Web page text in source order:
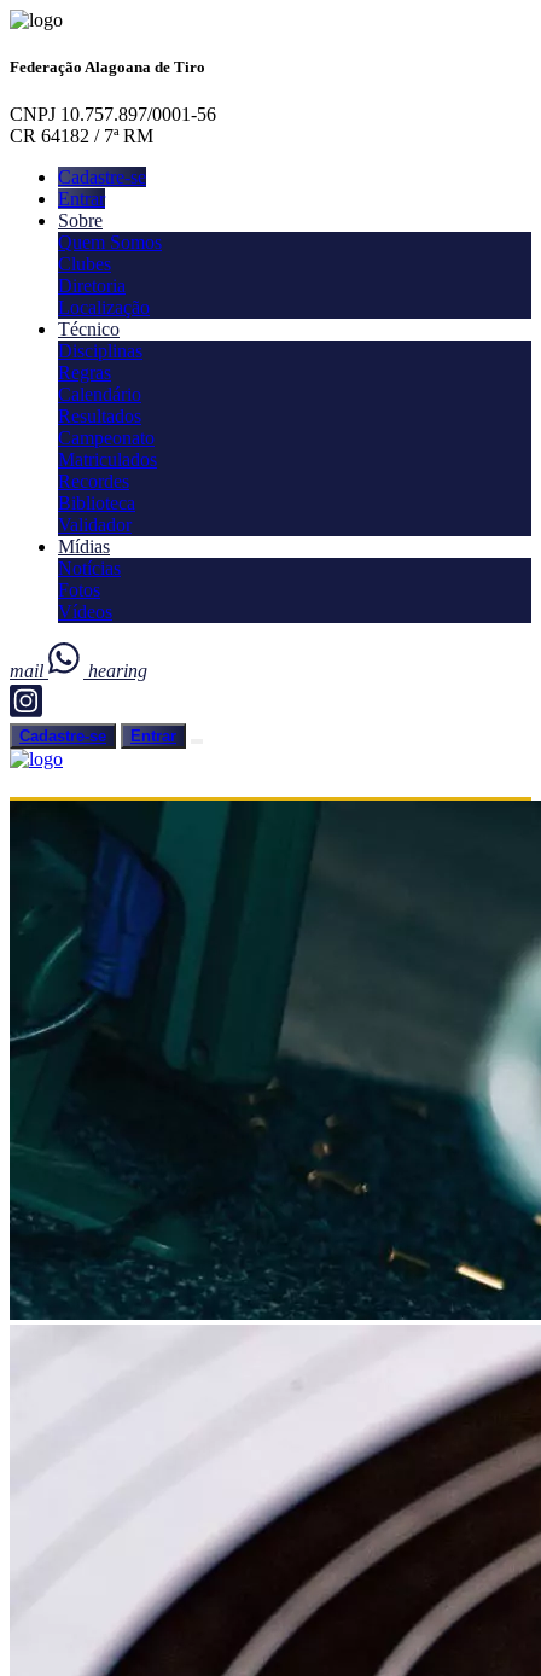
Federação Alagoana de Tiro
CNPJ 10.757.897/0001-56
CR 64182 / 7ª RM
Cadastre-se
Entrar
Sobre
Quem Somos
Clubes
Diretoria
Localização
Técnico
Disciplinas
Regras
Calendário
Resultados
Campeonato
Matriculados
Recordes
Biblioteca
Validador
Mídias
Notícias
Fotos
Vídeos
mail hearing
Cadastre-se Entrar